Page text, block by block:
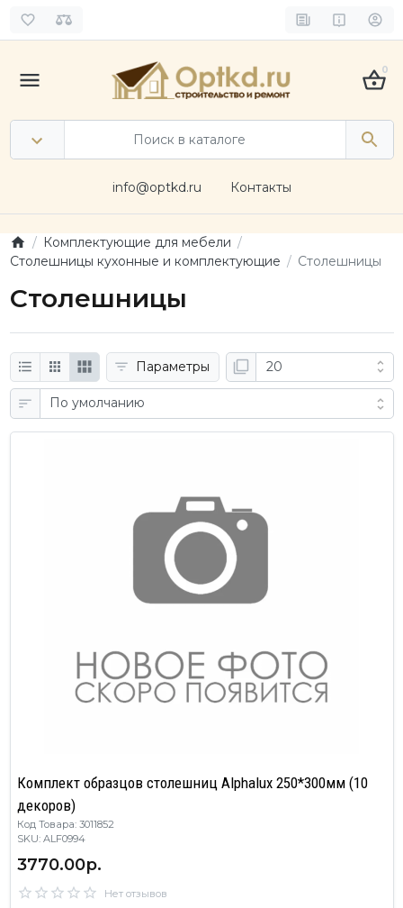
0
info@optkd.ru Контакты
Комплектующие для мебели
Столешницы кухонные и комплектующие
Столешницы
Столешницы
Параметры
Комплект образцов столешниц Alphalux 250*300мм (10
декоров)
Код Товара: 3011852
SKU: ALF0994
3770.00р.
Нет отзывов